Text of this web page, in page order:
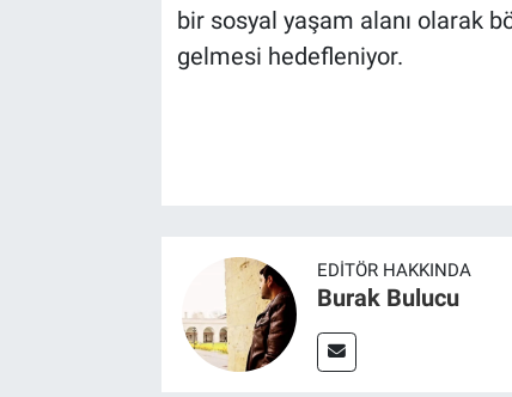
bir sosyal yaşam alanı olarak
gelmesi hedefleniyor.
EDITÖR HAKKINDA
Burak Bulucu